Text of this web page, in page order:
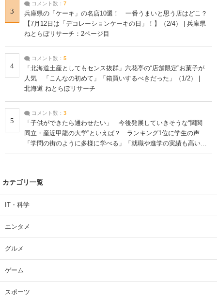
3
コメント数： 7
兵庫県の「ケーキ」の名店10選！ 一番うまいと思う店はどこ？
【7月12日は「デコレーションケーキの日」！】（2/4） | 兵庫県
ねとらぼリサーチ：2ページ目
4
コメント数： 5
「北海道土産としてもセンス抜群」六花亭の“店舗限定”お菓子が
人気 「こんなの初めて」「箱買いするべきだった」（1/2） |
北海道 ねとらぼリサーチ
5
コメント数： 3
「子供ができたら通わせたい」 今後発展していきそうな“関関
同立・産近甲龍の大学”といえば？ ランキング1位に学生の声
「学問の街のように多様に学べる」「就職や進学の実績も高い」
| 大学 ねとらぼリサーチ
カテゴリ一覧
IT・科学
エンタメ
グルメ
ゲーム
スポーツ